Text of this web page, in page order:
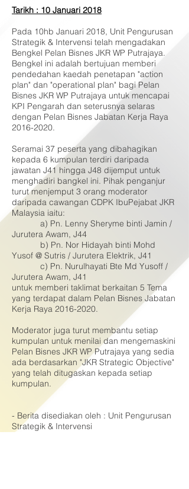
Tarikh : 10 Januari 2018
Pada 10hb Januari 2018, Unit Pengurusan
Strategik & Intervensi telah mengadakan
Bengkel Pelan Bisnes JKR WP Putrajaya.
Bengkel ini adalah bertujuan memberi
pendedahan kaedah penetapan "action
plan" dan "operational plan" bagi Pelan
Bisnes JKR WP Putrajaya untuk mencapai
KPI Pengarah dan seterusnya selaras
dengan Pelan Bisnes Jabatan Kerja Raya
2016-2020.
Seramai 37 peserta yang dibahagikan
kepada 6 kumpulan terdiri daripada
jawatan J41 hingga J48 dijemput untuk
menghadiri bangkel ini. Pihak penganjur
turut menjemput 3 orang moderator
daripada cawangan CDPK IbuPejabat JKR
Malaysia iaitu:
a) Pn. Lenny Sheryme binti Jamin /
Jurutera Awam, J44
b) Pn. Nor Hidayah binti Mohd
Yusof @ Sutris / Jurutera Elektrik, J41
c) Pn. Nurulhayati Bte Md Yusoff /
Jurutera Awam, J41
untuk memberi taklimat berkaitan 5 Tema
yang terdapat dalam Pelan Bisnes Jabatan
Kerja Raya 2016-2020.
Moderator juga turut membantu setiap
kumpulan untuk menilai dan mengemaskini
Pelan Bisnes JKR WP Putrajaya yang sedia
ada berdasarkan "JKR Strategic Objective"
yang telah ditugaskan kepada setiap
kumpulan.
- Berita disediakan oleh : Unit Pengurusan
Strategik & Intervensi